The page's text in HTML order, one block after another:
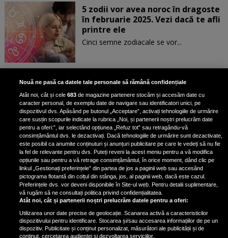
5 zodii vor avea noroc în dragoste
în februarie 2025. Vezi dacă te afli
printre ele
Cinci semne zodiacale se vor...
Patru zodii primesc un mesaj
special de la Univers pe 30
ianuarie. Vezi dacă te afli printre
ele
3 zodii ale căror dorințe devin
realitate pe 29 ianuarie 2025. Vezi
dacă te afli printre cei norocoși
Nouă ne pasă ca datele tale personale să rămână confidențiale
Atât noi, cât și cele683 de magazine partenere stocăm și accesăm date cu
caracter personal, de exemplu date de navigare sau identificatori unici, pe
dispozitivul dvs. Apăsând pe butonul „Acceptare”, activați tehnologiile de urmărire
care susțin scopurile indicate la rubrica „Noi, și partenerii noștri prelucrăm date
pentru a oferi:”, iar selectând opțiunea „Refuz tot” sau retragându-vă
consimțământul dvs. le dezactivați. Dacă tehnologiile de urmărire sunt dezactivate,
este posibil ca anumite conținuturi și anunțuri publicitare pe care le vedeți să nu fie
la fel de relevante pentru dvs. Puteți reveni la acest meniu pentru a vă modifica
opțiunile sau pentru a vă retrage consimțământul, în orice moment, dând clic pe
linkul „Gestionați preferințele” din partea de jos a paginii web sau accesând
pictograma flotantă din colțul din stânga, jos, al paginii web, dacă este cazul.
Preferințele dvs. vor deveni disponibile în Site-ul web. Pentru detalii suplimentare,
vă rugăm să ne consultați politica privind confidențialitatea.
Atât noi, cât și partenerii noștri prelucrăm datele pentru a oferi:
Utilizarea unor date precise de geolocație. Scanarea activă a caracteristicilor
dispozitivului pentru identificare. Stocarea și/sau accesarea informațiilor de pe un
dispozitiv. Publicitate și conținut personalizat, măsurători ale publicității și de
conținut, cercetarea audienței și dezvoltarea serviciilor.